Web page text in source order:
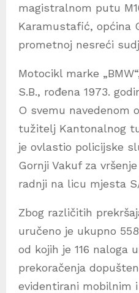
magistralnom putu
Karamustafić, općina
prometnoj nesreći
Motocikl marke
S.B., rođena 1973.
O svemu navedenom
tužitelj Kantonalnog
je ovlastio policijske
Gornji Vakuf za
radnji na licu mjesta
Zbog različitih
uručeno je ukupno
od kojih je 116 naloga
prekoračenja
evidentirani mobilnim